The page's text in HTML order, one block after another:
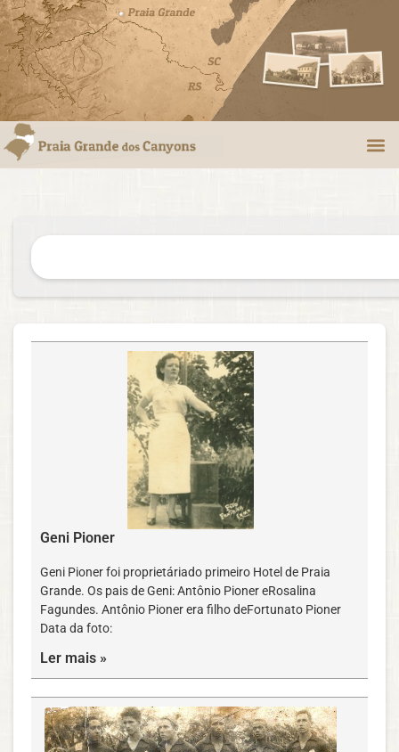
Geni Pioner
Geni Pioner foi proprietáriado primeiro Hotel de Praia
Grande. Os pais de Geni: Antônio Pioner eRosalina
Fagundes. Antônio Pioner era filho deFortunato Pioner
Data da foto:
Ler mais »